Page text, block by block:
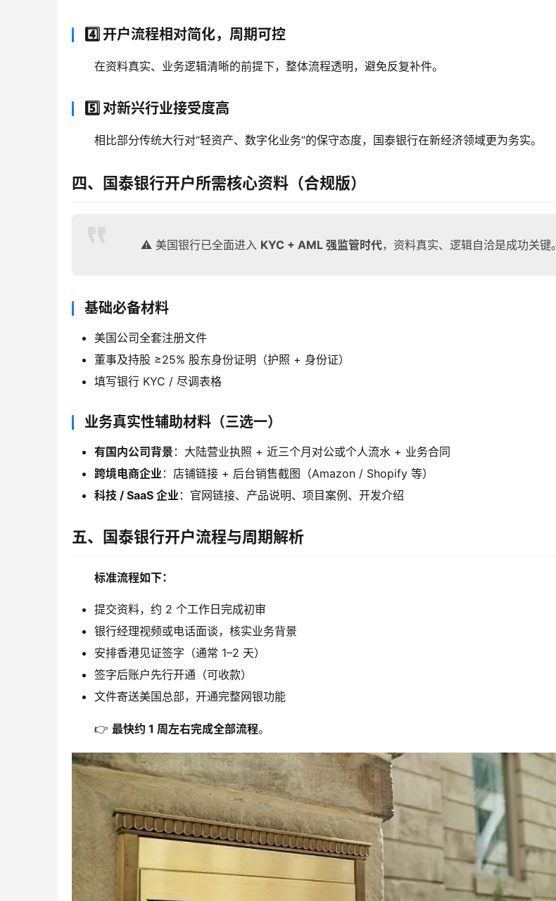
4️⃣ 开户流程相对简化，周期可控
在资料真实、业务逻辑清晰的前提下，整体流程透明，避免反复补件。
5️⃣ 对新兴行业接受度高
相比部分传统大行对“轻资产、数字化业务”的保守态度，国泰银行在新经济领域更为务实。
四、国泰银行开户所需核心资料（合规版）
⚠️ 美国银行已全面进入 KYC + AML 强监管时代，资料真实、逻辑自洽是成功关键。
基础必备材料
美国公司全套注册文件
董事及持股 ≥25% 股东身份证明（护照 + 身份证）
填写银行 KYC / 尽调表格
业务真实性辅助材料（三选一）
有国内公司背景 ：大陆营业执照 + 近三个月对公或个人流水 + 业务合同
跨境电商企业 ：店铺链接 + 后台销售截图（Amazon / Shopify 等）
科技 / SaaS 企业 ：官网链接、产品说明、项目案例、开发介绍
五、国泰银行开户流程与周期解析
标准流程如下：
提交资料，约 2 个工作日完成初审
银行经理视频或电话面谈，核实业务背景
安排香港见证签字（通常 1–2 天）
签字后账户先行开通（可收款）
文件寄送美国总部，开通完整网银功能
👉 最快约 1 周左右完成全部流程。